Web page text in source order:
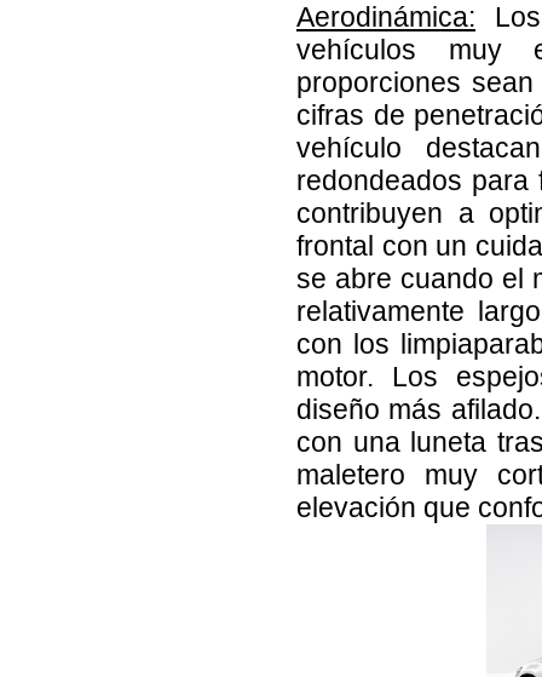
Aerodinámica:
vehículos muy
proporciones
cifras de
vehículo
redondeados para
contribuyen a
frontal con un
se abre cuando el
relativamente
con los
motor. Los
diseño más
con una luneta
maletero muy
elevación que